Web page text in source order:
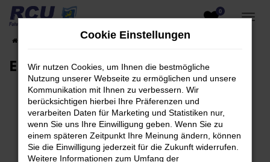
Zum
Hauptinhalt
springen
0
EU-Fahrzeuge am Lager Fahrzeugsuche
EU-Neuwagen für Händler
Fehler: Network Error
Beim Laden ist ein Fehler aufgetreten.
Hier sind ein paar Tipps, die dir helfen können:
Cookie Einstellungen
Wir nutzen Cookies, um Ihnen die bestmögliche
Nutzung unserer Webseite zu ermöglichen und unsere
Kommunikation mit Ihnen zu verbessern. Wir
berücksichtigen hierbei Ihre Präferenzen und
verarbeiten Daten für Marketing und Statistiken nur,
wenn Sie uns Ihre Einwilligung geben. Wenn Sie zu
einem späteren Zeitpunkt Ihre Meinung ändern, können
Sie die Einwilligung jederzeit für die Zukunft widerrufen.
Weitere Informationen zum Umfang der